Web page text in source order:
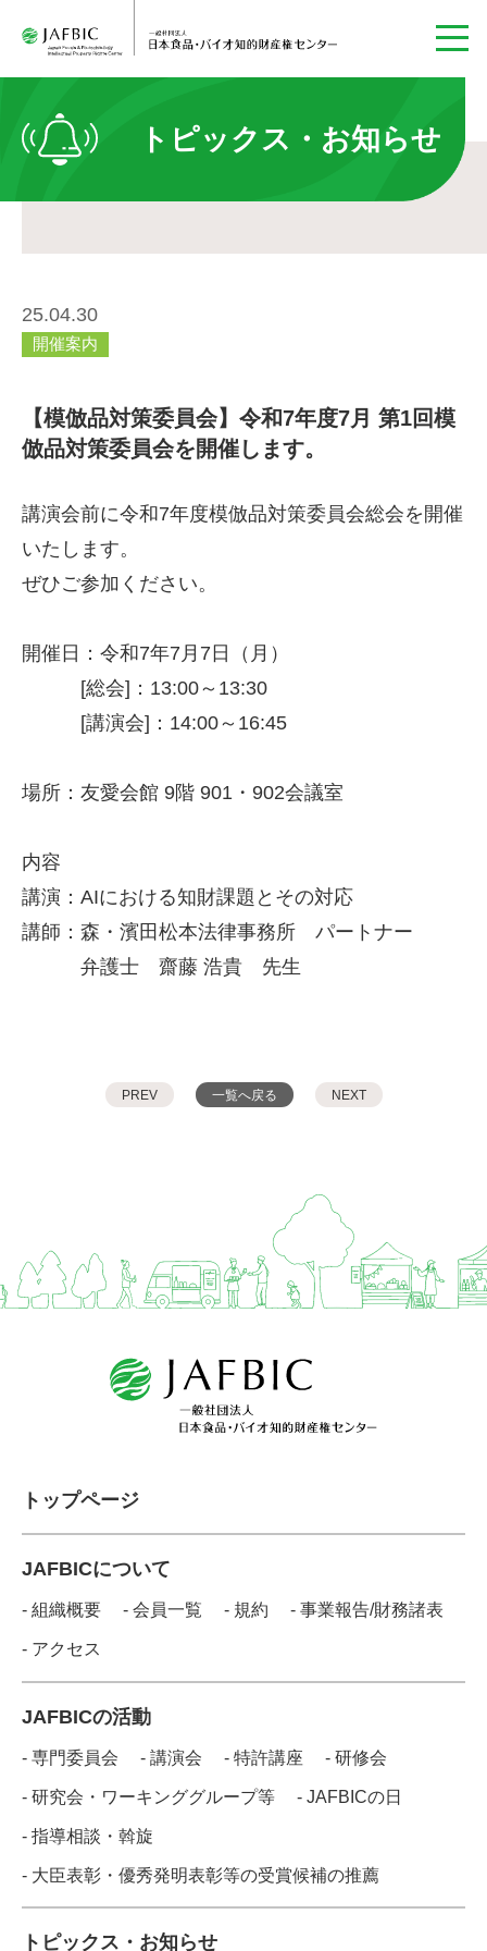
トピックス・お知らせ
25.04.30
開催案内
【模倣品対策委員会】令和7年度7月 第1回模
倣品対策委員会を開催します。
講演会前に令和7年度模倣品対策委員会総会を開催
いたします。
ぜひご参加ください。
開催日：令和7年7月7日（月）
[総会]：13:00～13:30
[講演会]：14:00～16:45
場所：友愛会館 9階 901・902会議室
内容
講演：AIにおける知財課題とその対応
講師：森・濱田松本法律事務所 パートナー
弁護士 齋藤 浩貴 先生
PREV 一覧へ戻る NEXT
トップページ
JAFBICについて
- 組織概要 - 会員一覧 - 規約 - 事業報告/財務諸表
- アクセス
JAFBICの活動
- 専門委員会 - 講演会 - 特許講座 - 研修会
- 研究会・ワーキンググループ等 - JAFBICの日
- 指導相談・斡旋
- 大臣表彰・優秀発明表彰等の受賞候補の推薦
トピックス・お知らせ